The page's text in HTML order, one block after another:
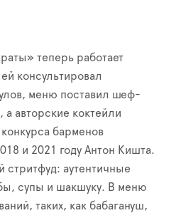
теперь работает
консультировал
меню поставил шеф-
авторские коктейли
барменов
и 2021 году Антон Кишта.
стритфуд: аутентичные
супы и шакшуку. В меню
таких, как бабагануш,